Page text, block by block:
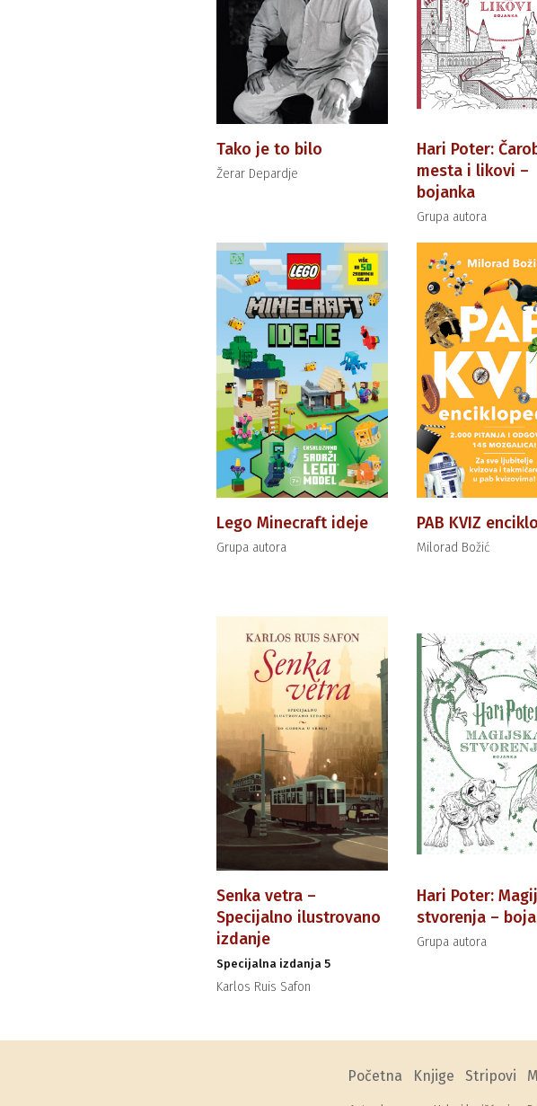
Tako je to bilo
Žerar Depardje
Hari Poter:
mesta i likovi –
bojanka
Grupa autora
Lego Minecraft ideje
Grupa autora
PAB KVIZ
Milorad Božić
Senka vetra –
Specijalno ilustrovano
izdanje
Specijalna izdanja 5
Karlos Ruis Safon
Hari Poter:
stvorenja –
Grupa autora
Početna Knjige Stripovi